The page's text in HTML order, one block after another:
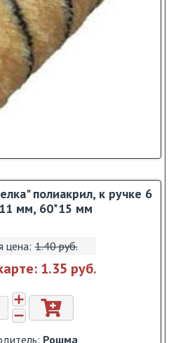
полиакрил, к ручке 6
мм, 60*15 мм
цена: 1.40 pуб.
1.35 pуб.
Рошма